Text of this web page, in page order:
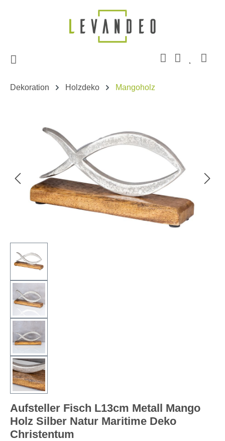
Zum Hauptinhalt springen
Dekoration Holzdeko Mangoholz
Bildergalerie überspringen
Aufsteller Fisch L13cm Metall Mango
Holz Silber Natur Maritime Deko
Christentum